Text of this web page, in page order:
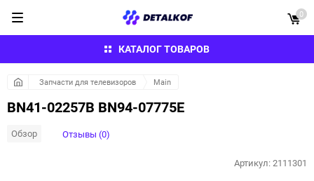
КАТАЛОГ ТОВАРОВ
0
Запчасти для телевизоров Main
BN41-02257B BN94-07775E
Обзор Отзывы (0)
Артикул:2111301